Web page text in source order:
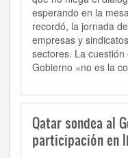
esperando en la
recordó, la jornada
empresas y
sectores. La
Gobierno «no es la
Qatar sondea al
participación en